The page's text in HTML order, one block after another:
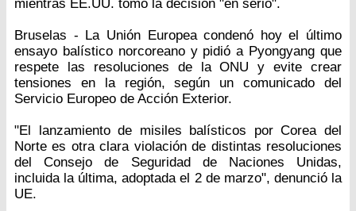
mientras EE.UU. tomó la decisión "en serio".
Bruselas - La Unión Europea condenó hoy el último
ensayo balístico norcoreano y pidió a Pyongyang que
respete las resoluciones de la ONU y evite crear
tensiones en la región, según un comunicado del
Servicio Europeo de Acción Exterior.
"El lanzamiento de misiles balísticos por Corea del
Norte es otra clara violación de distintas resoluciones
del Consejo de Seguridad de Naciones Unidas,
incluida la última, adoptada el 2 de marzo", denunció la
UE.